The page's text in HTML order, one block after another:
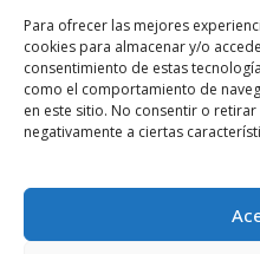
Para ofrecer las mejores
cookies para almacenar y/o
consentimiento de estas
como el comportamiento de
en este sitio. No consentir o
negativamente a ciertas
siete ...
LEER MÁS
PORRADIO HARO 1 FEBRERO, 2016